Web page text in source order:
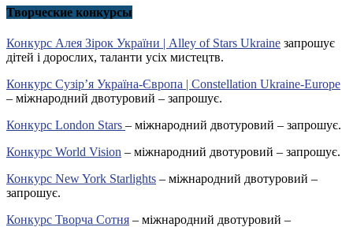
Творческие конкурсы
Конкурс Алея Зірок України | Alley of Stars Ukraine запрошує
дітей і дорослих, таланти усіх мистецтв.
Конкурс Сузір’я Україна-Європа | Constellation Ukraine-Europe
– міжнародний двотуровий – запрошує.
Конкурс London Stars – міжнародний двотуровий – запрошує.
Конкурс World Vision – міжнародний двотуровий – запрошує.
Конкурс New York Starlights – міжнародний двотуровий –
запрошує.
Конкурс Творча Сотня – міжнародний двотуровий –